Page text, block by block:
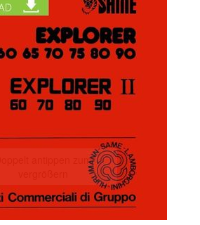
Doppelt antippen zum